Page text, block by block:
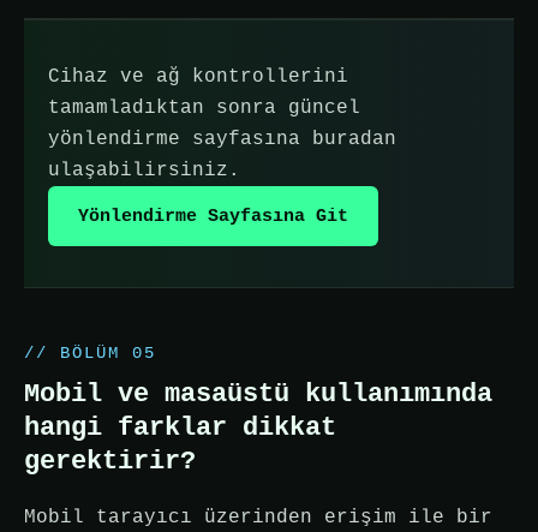
Cihaz ve ağ kontrollerini
tamamladıktan sonra güncel
yönlendirme sayfasına buradan
ulaşabilirsiniz.
Yönlendirme Sayfasına Git
// BÖLÜM 05
Mobil ve masaüstü kullanımında
hangi farklar dikkat
gerektirir?
Mobil tarayıcı üzerinden erişim ile bir